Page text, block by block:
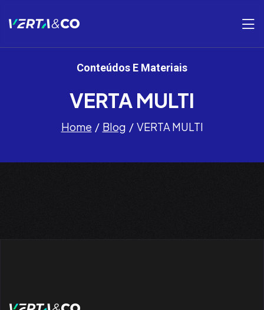
Conteúdos E Materiais
VERTA MULTI
Home Blog VERTA MULTI